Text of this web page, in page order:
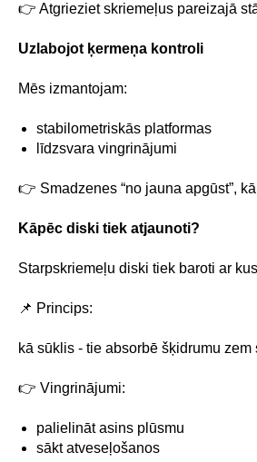
👉 Atgrieziet skriemeļus pareizajā
Uzlabojot ķermeņa kontroli
Mēs izmantojam:
stabilometriskās platformas
līdzsvara vingrinājumi
👉 Smadzenes “no jauna apgūst”,
Kāpēc diski tiek atjaunoti?
Starpskriemeļu diski tiek baroti ar
📌 Princips:
kā sūklis - tie absorbē šķidrumu zem
👉 Vingrinājumi:
palielināt asins plūsmu
sākt atveseļošanos